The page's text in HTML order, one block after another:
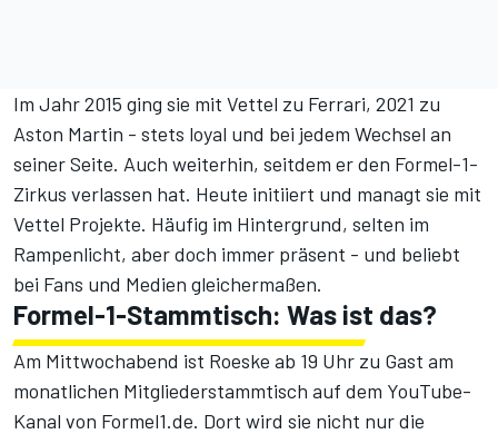
Im Jahr 2015 ging sie mit Vettel zu Ferrari, 2021 zu
Aston Martin - stets loyal und bei jedem Wechsel an
seiner Seite. Auch weiterhin, seitdem er den Formel-1-
Zirkus verlassen hat. Heute initiiert und managt sie mit
Vettel Projekte. Häufig im Hintergrund, selten im
Rampenlicht, aber doch immer präsent - und beliebt
bei Fans und Medien gleichermaßen.
Formel-1-Stammtisch: Was ist das?
Am Mittwochabend ist Roeske ab 19 Uhr zu Gast am
monatlichen Mitgliederstammtisch auf dem YouTube-
Kanal von Formel1.de. Dort wird sie nicht nur die